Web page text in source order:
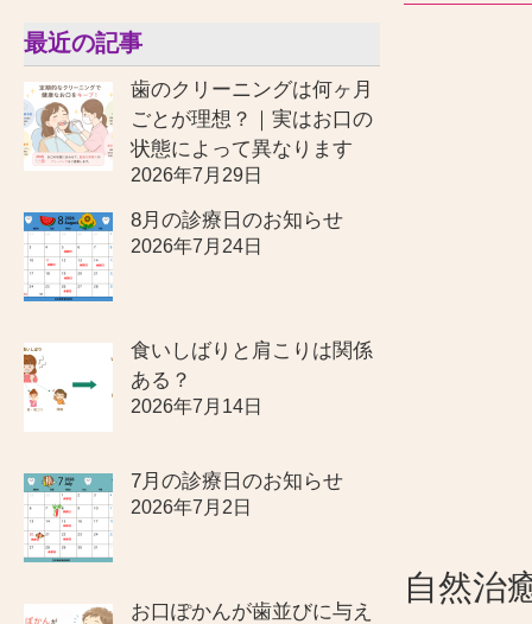
最近の記事
歯のクリーニングは何ヶ月
ごとが理想？｜実はお口の
状態によって異なります
2026年7月29日
8月の診療日のお知らせ
2026年7月24日
食いしばりと肩こりは関係
ある？
2026年7月14日
7月の診療日のお知らせ
2026年7月2日
お口ぽかんが歯並びに与え
自然治